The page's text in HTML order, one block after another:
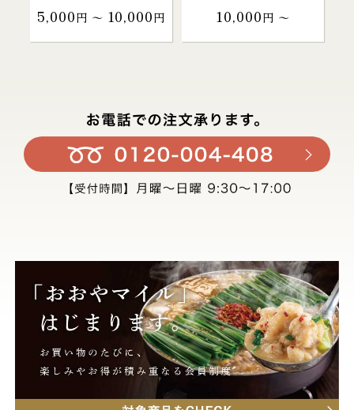
5,000円 〜 10,000円 10,000円 〜